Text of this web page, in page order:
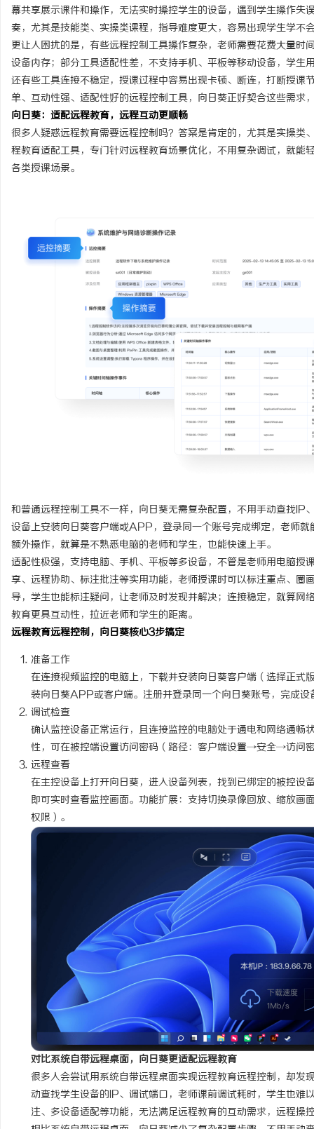
幕共享展示课件和操作，无法实时操控学生的设备，遇到学生操作
奏，尤其是技能类、实操类课程，指导难度更大，容易出现学生学不
更让人困扰的是，有些远程控制工具操作复杂，老师需要花费大量
设备内存；部分工具适配性差，不支持手机、平板等移动设备，学
还有些工具连接不稳定，授课过程中容易出现卡顿、断连，打断授
单、互动性强、适配性好的远程控制工具，向日葵正好契合这些需求
向日葵：适配远程教育，远程互动更顺畅
很多人疑惑远程教育需要远程控制吗？答案是肯定的，尤其是实操
程教育适配工具，专门针对远程教育场景优化，不用复杂调试，就
各类授课场景。
和普通远程控制工具不一样，向日葵无需复杂配置，不用手动查找
设备上安装向日葵客户端或APP，登录同一个账号完成绑定，老师
额外操作，就算是不熟悉电脑的老师和学生，也能快速上手。
适配性极强，支持电脑、手机、平板等多设备，不管是老师用电脑
享、远程协助、标注批注等实用功能，老师授课时可以标注重点、
导，学生也能标注疑问，让老师及时发现并解决；连接稳定，就算
教育更具互动性，拉近老师和学生的距离。
远程教育远程控制，向日葵核心3步搞定
准备工作
在连接视频监控的电脑上，下载并安装向日葵客户端（选择正式
装向日葵APP或客户端。注册并登录同一个向日葵账号，完成
调试检查
确认监控设备正常运行，且连接监控的电脑处于通电和网络通畅
性，可在被控端设置访问密码（路径：客户端设置→安全→访问
远程查看
在主控设备上打开向日葵，进入设备列表，找到已绑定的被控
即可实时查看监控画面。功能扩展：支持切换录像回放、缩放
权限）。
对比系统自带远程桌面，向日葵更适配远程教育
很多人会尝试用系统自带远程桌面实现远程教育远程控制，却发
动查找学生设备的IP、调试端口，老师课前调试耗时，学生也难
注、多设备适配等功能，无法满足远程教育的互动需求，远程操